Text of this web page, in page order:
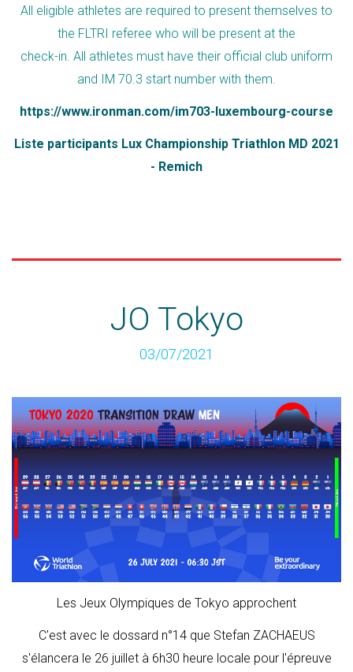
All eligible athletes are required to present themselves to
the FLTRI referee who will be present at the
check-in. All athletes must have their official club uniform
and IM 70.3 start number with them.
https://www.ironman.com/im703-luxembourg-course
Liste participants Lux Championship Triathlon MD 2021
- Remich
JO Tokyo
03/07/2021
Les Jeux Olympiques de Tokyo approchent
C'est avec le dossard n°14 que Stefan ZACHAEUS
s'élancera le 26 juillet à 6h30 heure locale pour l'épreuve